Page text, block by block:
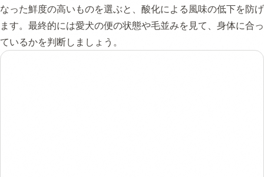
なった鮮度の高いものを選ぶと、酸化による風味の低下を防げ
ます。最終的には愛犬の便の状態や毛並みを見て、身体に合っ
ているかを判断しましょう。